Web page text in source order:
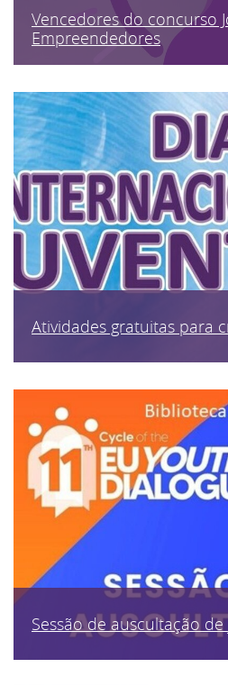
Vencedores do concurso
Empreendedores
Atividades gratuitas para
Sessão de auscultação